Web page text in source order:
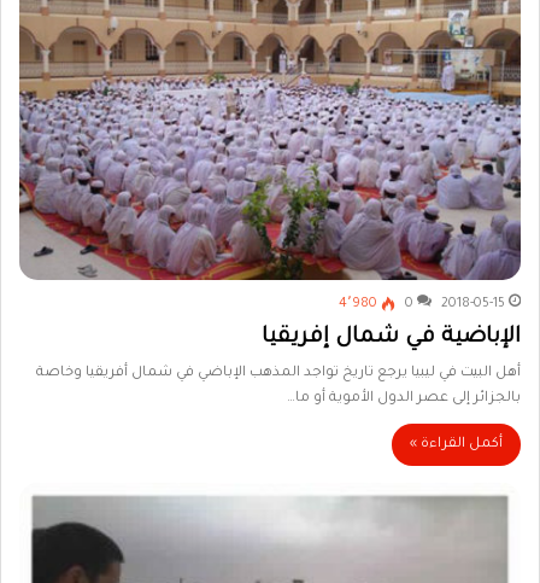
2018-05-15
0 4٬980
الإباضية في شمال إفريقيا
أهل البيت في ليبيا يرجع تاريخ تواجد المذهب الإباضي في شمال أفريقيا وخاصة
بالجزائر إلى عصر الدول الأموية أو ما…
أكمل القراءة »